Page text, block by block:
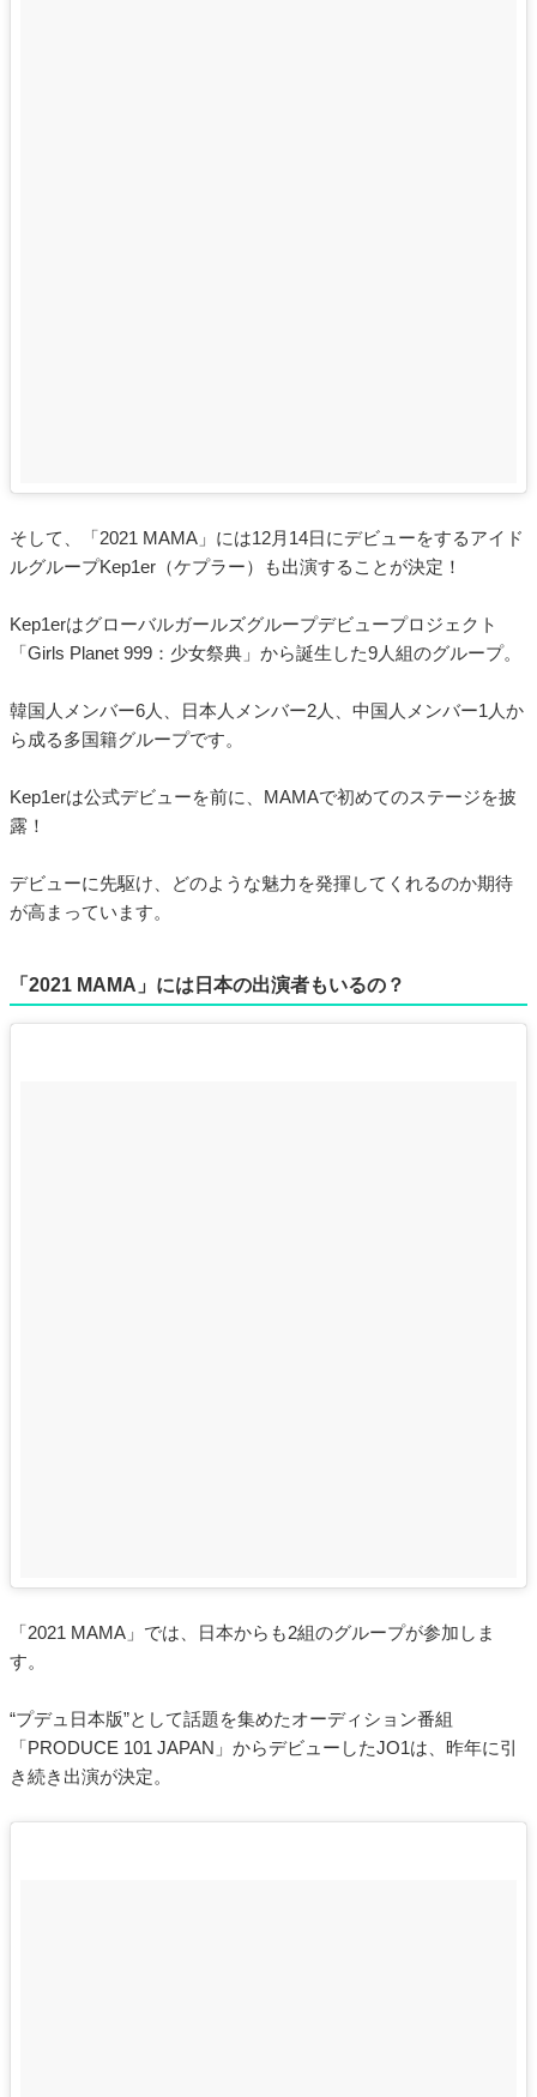
そして、「2021 MAMA」には12月14日にデビューをするアイド
ルグループKep1er（ケプラー）も出演することが決定！
Kep1erはグローバルガールズグループデビュープロジェクト
「Girls Planet 999：少女祭典」から誕生した9人組のグループ。
韓国人メンバー6人、日本人メンバー2人、中国人メンバー1人か
ら成る多国籍グループです。
Kep1erは公式デビューを前に、MAMAで初めてのステージを披
露！
デビューに先駆け、どのような魅力を発揮してくれるのか期待
が高まっています。
「2021 MAMA」には日本の出演者もいるの？
「2021 MAMA」では、日本からも2組のグループが参加しま
す。
“プデュ日本版”として話題を集めたオーディション番組
「PRODUCE 101 JAPAN」からデビューしたJO1は、昨年に引
き続き出演が決定。